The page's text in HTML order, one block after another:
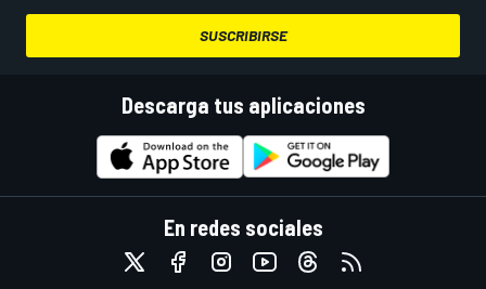
SUSCRIBIRSE
Descarga tus aplicaciones
En redes sociales